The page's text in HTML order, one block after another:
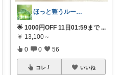
ほっと整うルーム🌿
🌟 1000円OFF 11日01:59まで ...
￥ 13,100～
0 0 56
コレ いいね